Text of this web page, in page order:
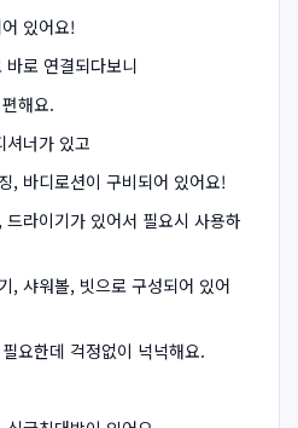
있어요!
로 연결되다보니
해요.
셔너가 있고
, 바디로션이 구비되어 있어요!
라이기가 있어서 필요시 사용하
, 샤워볼, 빗으로 구성되어 있어
요한데 걱정없이 넉넉해요.